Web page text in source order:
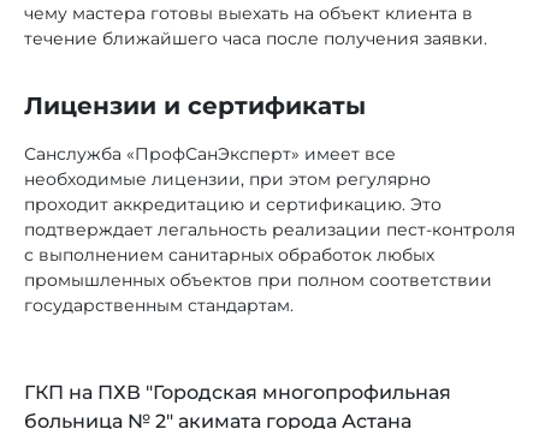
чему мастера готовы выехать на объект клиента в
течение ближайшего часа после получения заявки.
Лицензии и сертификаты
Санслужба «ПрофСанЭксперт» имеет все
необходимые лицензии, при этом регулярно
проходит аккредитацию и сертификацию. Это
подтверждает легальность реализации пест-контроля
с выполнением санитарных обработок любых
промышленных объектов при полном соответствии
государственным стандартам.
ГКП на ПХВ "Городская многопрофильная
больница № 2" акимата города Астана